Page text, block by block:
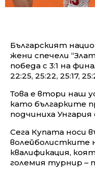
Българският
жени спечели
победа с 3:1 на
22:25, 25:22, 25:17,
Това е втори наш
като българките
подчиниха Унгария
Сега Купата носи
волейболистките
квалификация,
големия турнир –